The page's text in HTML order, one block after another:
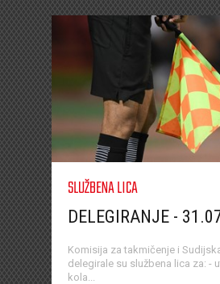
SLUŽBENA LICA
DELEGIRANJE -
Komisija za takmičenje i
delegirale su službena lica za: -
kola...